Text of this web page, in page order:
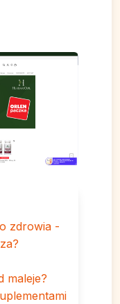
zdrowia -
maleje?